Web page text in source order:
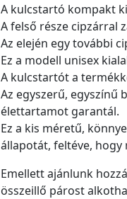
A kulcstartó kompakt
A felső része cipzárral
Az elején egy további
Ez a modell unisex
A kulcstartót a
Az egyszerű, egyszínű
élettartamot garantál.
Ez a kis méretű,
állapotát, feltéve, hogy
Emellett ajánlunk
összeillő párost